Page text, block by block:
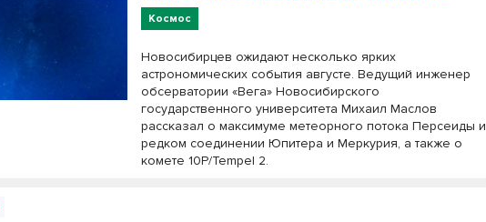
Космос
Новосибирцев ожидают несколько ярких
астрономических события августе. Ведущий инженер
обсерватории «Вега» Новосибирского
государственного университета Михаил Маслов
рассказал о максимуме метеорного потока Персеиды и
редком соединении Юпитера и Меркурия, а также о
комете 10P/Tempel 2.